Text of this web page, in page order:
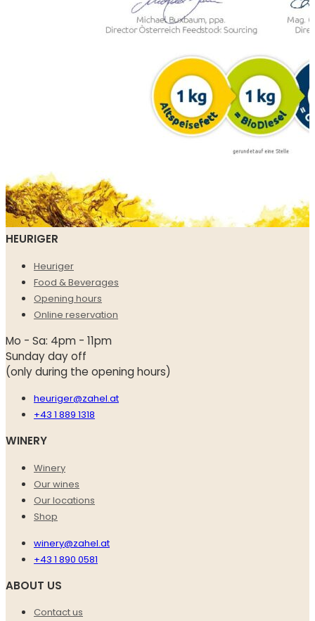
HEURIGER
Heuriger
Food & Beverages
Opening hours
Online reservation
Mo - Sa: 4pm - 11pm
Sunday day off
(only during the opening hours)
heuriger@zahel.at
+43 1 889 1318
WINERY
Winery
Our wines
Our locations
Shop
winery@zahel.at
+43 1 890 0581
ABOUT US
Contact us